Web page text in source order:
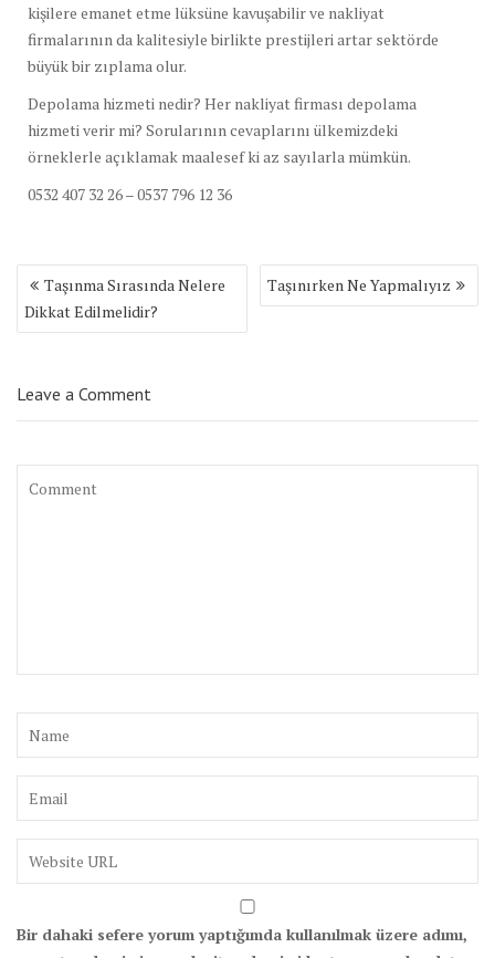
kişilere emanet etme lüksüne kavuşabilir ve nakliyat
firmalarının da kalitesiyle birlikte prestijleri artar sektörde
büyük bir zıplama olur.
Depolama hizmeti nedir? Her nakliyat firması depolama
hizmeti verir mi? Sorularının cevaplarını ülkemizdeki
örneklerle açıklamak maalesef ki az sayılarla mümkün.
0532 407 32 26 – 0537 796 12 36
Yazı
dolaşımı
Taşınma Sırasında Nelere
Dikkat Edilmelidir?
Taşınırken Ne Yapmalıyız
Leave a Comment
Bir dahaki sefere yorum yaptığımda kullanılmak üzere adımı,